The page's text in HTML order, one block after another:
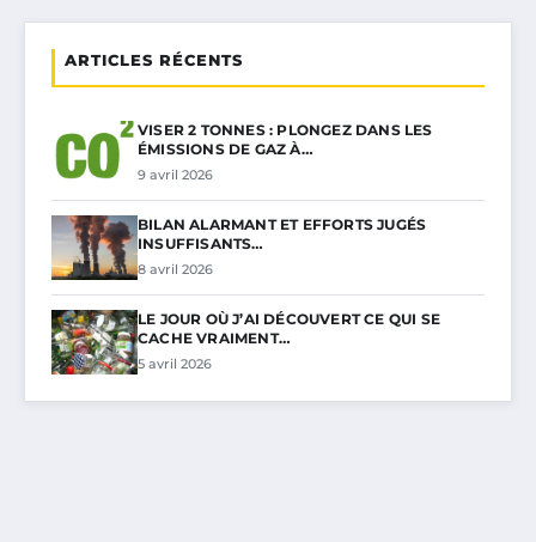
ARTICLES RÉCENTS
VISER 2 TONNES : PLONGEZ DANS LES
ÉMISSIONS DE GAZ À…
9 avril 2026
BILAN ALARMANT ET EFFORTS JUGÉS
INSUFFISANTS…
8 avril 2026
LE JOUR OÙ J’AI DÉCOUVERT CE QUI SE
CACHE VRAIMENT…
5 avril 2026